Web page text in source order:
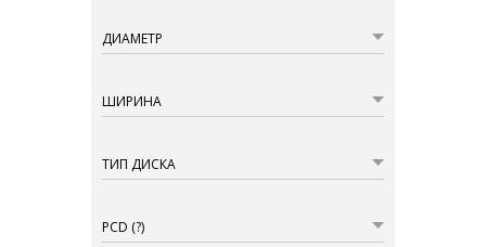
ДИАМЕТР
ШИРИНА
ТИП ДИСКА
PCD (?)